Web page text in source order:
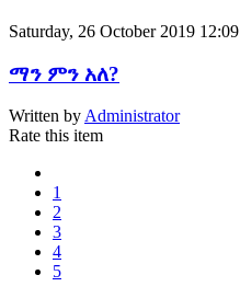
Saturday, 26 October 2019 12:09
ማን ምን አለ?
Written by Administrator
Rate this item
1
2
3
4
5